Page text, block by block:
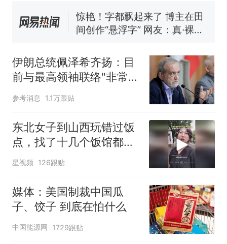
惊艳！字都飘起来了 博主在田
间创作“悬浮字” 网友：真·裸眼
么？
伊朗总统佩泽希齐扬：目
前与最高领袖联络"非常困
难"
参考消息 1.1万跟贴
东北女子到山西玩错过饭
点，找了十几个饭馆都没
开门：午休到几点
星视频 126跟贴
媒体：美国制裁中国瓜
子、饺子 到底在怕什么
中国能源网 1729跟贴